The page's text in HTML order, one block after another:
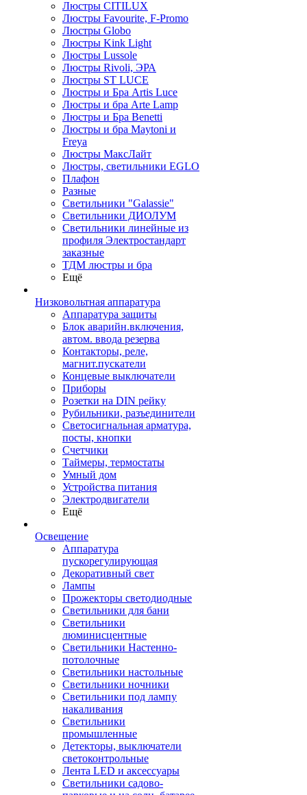
Люстры CITILUX
Люстры Favourite, F-Promo
Люстры Globo
Люстры Kink Light
Люстры Lussole
Люстры Rivoli, ЭРА
Люстры ST LUCE
Люстры и Бра Artis Luce
Люстры и бра Arte Lamp
Люстры и Бра Benetti
Люстры и бра Maytoni и
Freya
Люстры МаксЛайт
Люстры, светильники EGLO
Плафон
Разные
Светильники "Galassie"
Светильники ДИОЛУМ
Светильники линейные из
профиля Электростандарт
заказные
ТДМ люстры и бра
Ещё
Низковольтная аппаратура
Аппаратура защиты
Блок аварийн.включения,
автом. ввода резерва
Контакторы, реле,
магнит.пускатели
Концевые выключатели
Приборы
Розетки на DIN рейку
Рубильники, разъединители
Светосигнальная арматура,
посты, кнопки
Счетчики
Таймеры, термостаты
Умный дом
Устройства питания
Электродвигатели
Ещё
Освещение
Аппаратура
пускорегулирующая
Декоративный свет
Лампы
Прожекторы светодиодные
Светильники для бани
Светильники
люминисцентные
Светильники Настенно-
потолочные
Светильники настольные
Светильники ночники
Светильники под лампу
накаливания
Светильники
промышленные
Детекторы, выключатели
светоконтрольные
Лента LED и аксессуары
Светильники садово-